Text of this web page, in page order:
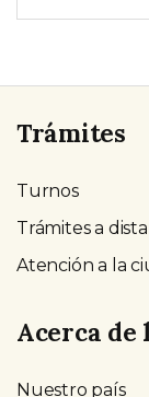
Trámites
Turnos
Trámites a
Atención a la
Acerca de
Nuestro país